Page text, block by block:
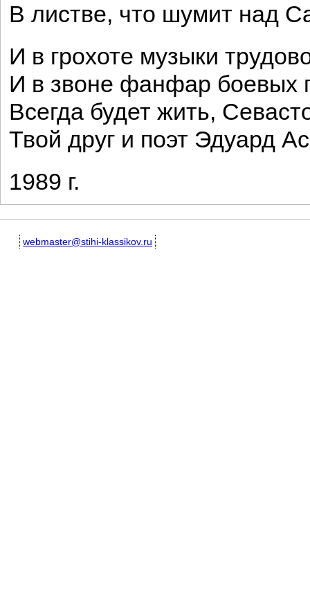
В листве, что шумит над
И в грохоте музыки
И в звоне фанфар боевых
Всегда будет жить,
Твой друг и поэт Эдуард
1989 г.
webmaster@stihi-klassikov.ru